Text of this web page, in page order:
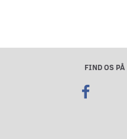
FIND OS PÅ